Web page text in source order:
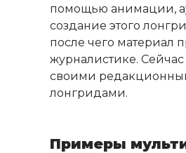
помощью анимации,
создание этого
после чего материал
журналистике.
своими
лонгридами.
Примеры